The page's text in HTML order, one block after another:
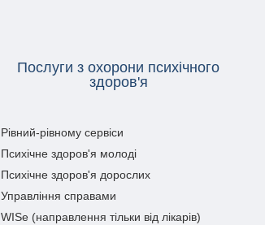
Послуги з охорони психічного
здоров'я
Рівний-рівному сервіси
Психічне здоров'я молоді
Психічне здоров'я дорослих
Управління справами
WISe (направлення тільки від лікарів)